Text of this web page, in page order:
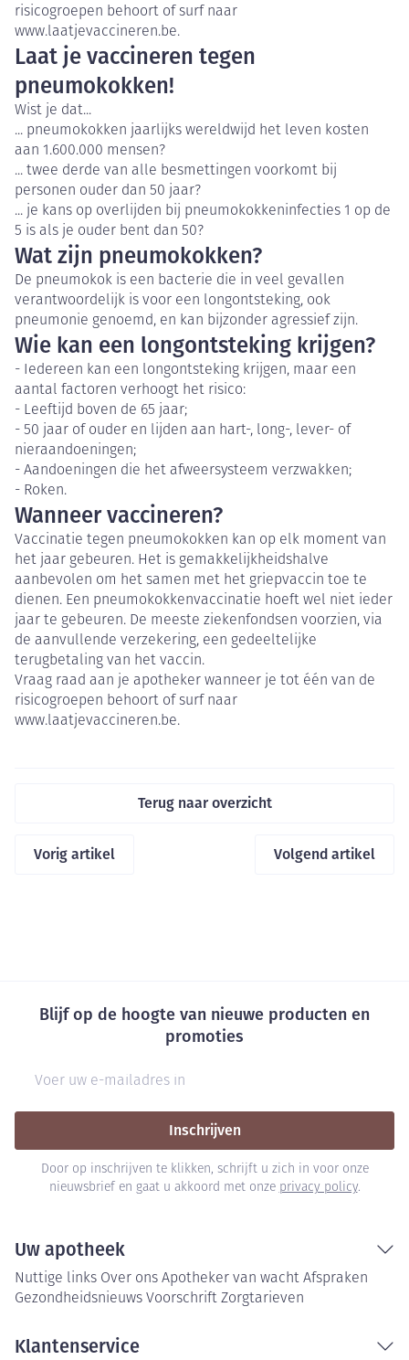
risicogroepen behoort of surf naar
www.laatjevaccineren.be.
Laat je vaccineren tegen
pneumokokken!
Wist je dat...
... pneumokokken jaarlijks wereldwijd het leven kosten
aan 1.600.000 mensen?
... twee derde van alle besmettingen voorkomt bij
personen ouder dan 50 jaar?
... je kans op overlijden bij pneumokokkeninfecties 1 op de
5 is als je ouder bent dan 50?
Wat zijn pneumokokken?
De pneumokok is een bacterie die in veel gevallen
verantwoordelijk is voor een longontsteking, ook
pneumonie genoemd, en kan bijzonder agressief zijn.
Wie kan een longontsteking krijgen?
- Iedereen kan een longontsteking krijgen, maar een
aantal factoren verhoogt het risico:
- Leeftijd boven de 65 jaar;
- 50 jaar of ouder en lijden aan hart-, long-, lever- of
nieraandoeningen;
- Aandoeningen die het afweersysteem verzwakken;
- Roken.
Wanneer vaccineren?
Vaccinatie tegen pneumokokken kan op elk moment van
het jaar gebeuren. Het is gemakkelijkheidshalve
aanbevolen om het samen met het griepvaccin toe te
dienen. Een pneumokokkenvaccinatie hoeft wel niet ieder
jaar te gebeuren. De meeste ziekenfondsen voorzien, via
de aanvullende verzekering, een gedeeltelijke
terugbetaling van het vaccin.
Vraag raad aan je apotheker wanneer je tot één van de
risicogroepen behoort of surf naar
www.laatjevaccineren.be.
Terug naar overzicht
Vorig artikel Volgend artikel
Blijf op de hoogte van nieuwe producten en
promoties
Inschrijven
Door op inschrijven te klikken, schrijft u zich in voor onze
nieuwsbrief en gaat u akkoord met onze privacy policy.
Uw apotheek
Nuttige links Over ons Apotheker van wacht Afspraken
Gezondheidsnieuws Voorschrift Zorgtarieven
Klantenservice